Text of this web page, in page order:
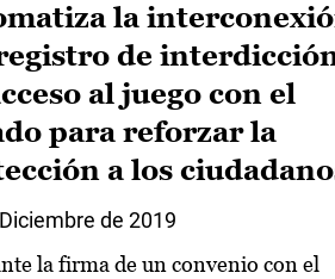
la
de
al juego con el
para reforzar la
a los
de 2019
la firma de un convenio con el